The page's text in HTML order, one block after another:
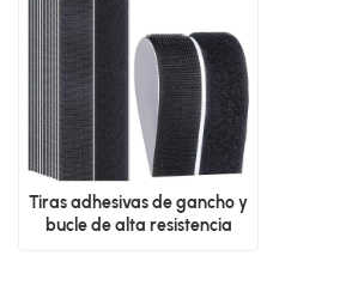
Tiras adhesivas de gancho y
bucle de alta resistencia